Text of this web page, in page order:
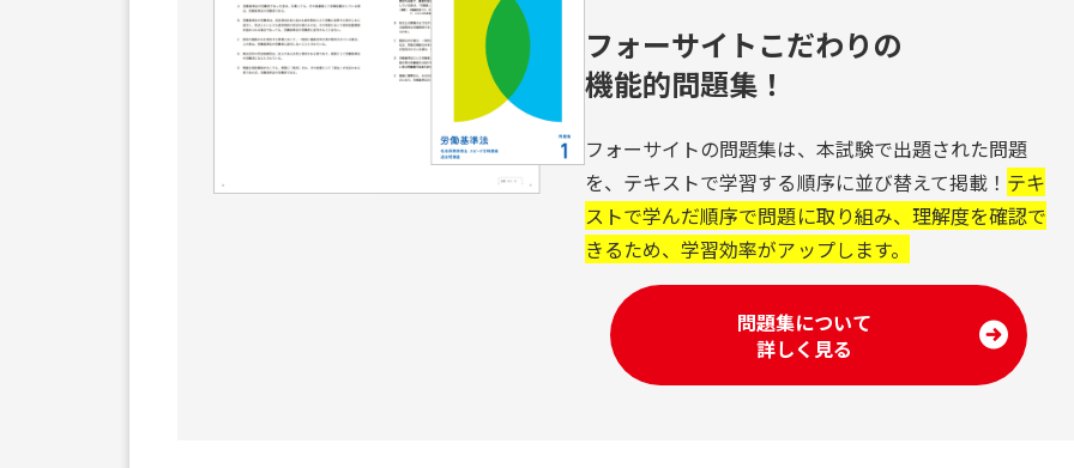
フォーサイトこだわりの
機能的問題集！
フォーサイトの問題集は、本試験で出題された問題
を、テキストで学習する順序に並び替えて掲載！ テキ
ストで学んだ順序で問題に取り組み、理解度を確認で
きるため、学習効率がアップします。
問題集について
詳しく見る